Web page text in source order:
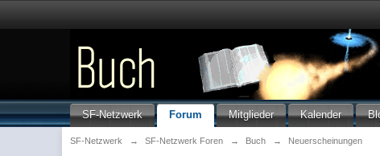
SF-Netzwerk Forum Mitglieder Kalender
SF-Netzwerk → SF-Netzwerk Foren → Buch → Neuerscheinungen